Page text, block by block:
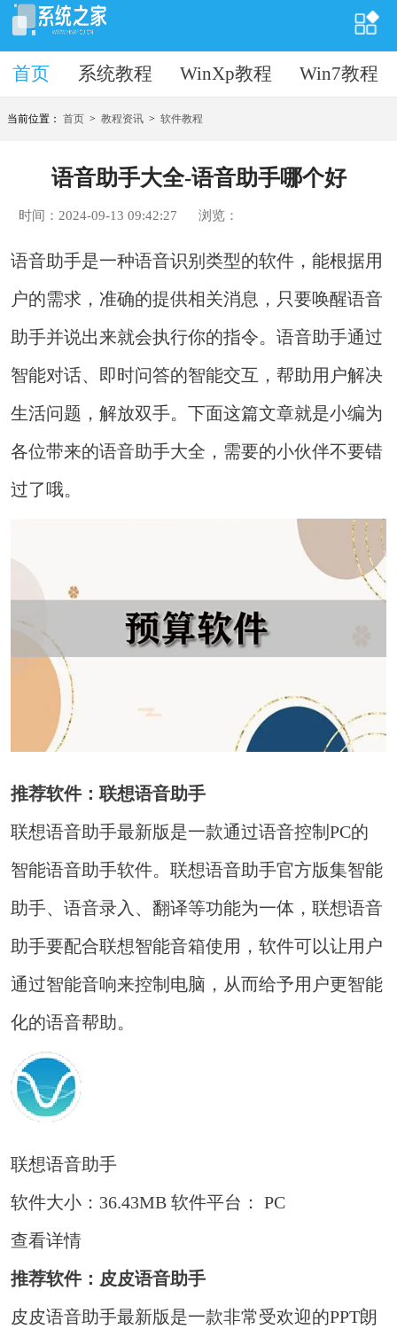
首页 系统教程 WinXp教程 Win7教程
首页
当前位置：首页 >教程资讯 >软件教程
语音助手大全-语音助手哪个好
时间：2024-09-13 09:42:27 浏览：
语音助手是一种语音识别类型的软件，能根据用
户的需求，准确的提供相关消息，只要唤醒语音
助手并说出来就会执行你的指令。语音助手通过
智能对话、即时问答的智能交互，帮助用户解决
生活问题，解放双手。下面这篇文章就是小编为
各位带来的语音助手大全，需要的小伙伴不要错
过了哦。
推荐软件：联想语音助手
联想语音助手最新版是一款通过语音控制PC的
智能语音助手软件。联想语音助手官方版集智能
助手、语音录入、翻译等功能为一体，联想语音
助手要配合联想智能音箱使用，软件可以让用户
通过智能音响来控制电脑，从而给予用户更智能
化的语音帮助。
联想语音助手
软件大小：36.43MB 软件平台： PC
查看详情
推荐软件：皮皮语音助手
皮皮语音助手最新版是一款非常受欢迎的PPT朗